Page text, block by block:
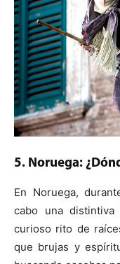
5. Noruega:
En Noruega,
cabo una distintiva
curioso rito de
que brujas y